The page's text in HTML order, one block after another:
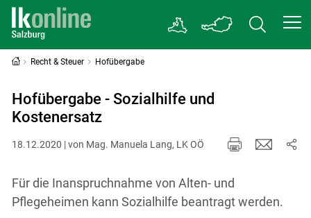
Recht & Steuer Hofübergabe
Hofübergabe - Sozialhilfe und
Kostenersatz
18.12.2020 | von Mag. Manuela Lang, LK OÖ
Für die Inanspruchnahme von Alten- und
Pflegeheimen kann Sozialhilfe beantragt werden.